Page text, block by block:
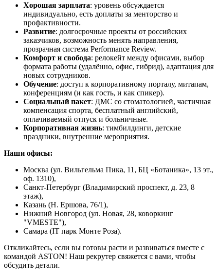
Хорошая зарплата: уровень обсуждается
индивидуально, есть доплаты за менторство и
профактивности.
Развитие: долгосрочные проекты от российских
заказчиков, возможность менять направления,
прозрачная система Performance Review.
Комфорт и свобода: релокейт между офисами, выбор
формата работы (удалённо, офис, гибрид), адаптация для
новых сотрудников.
Обучение: доступ к корпоративному порталу, митапам,
конференциям (и как гость, и как спикер).
Социальный пакет: ДМС со стоматологией, частичная
компенсация спорта, бесплатный английский,
оплачиваемый отпуск и больничные.
Корпоративная жизнь: тимбилдинги, детские
праздники, внутренние мероприятия.
Наши офисы:
Москва (ул. Вильгельма Пика, 11, БЦ «Ботаника», 13 эт.,
оф. 1310),
Санкт-Петербург (Владимирский проспект, д. 23, 8
этаж),
Казань (Н. Ершова, 76/1),
Нижний Новгород (ул. Новая, 28, коворкинг
"VMESTE"),
Самара (IT парк Монте Роза).
Откликайтесь, если вы готовы расти и развиваться вместе с
командой ASTON! Наш рекрутер свяжется с вами, чтобы
обсудить детали.